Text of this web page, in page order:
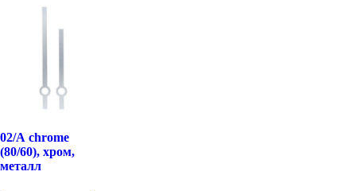
02/А chrome
(80/60), хром,
металл